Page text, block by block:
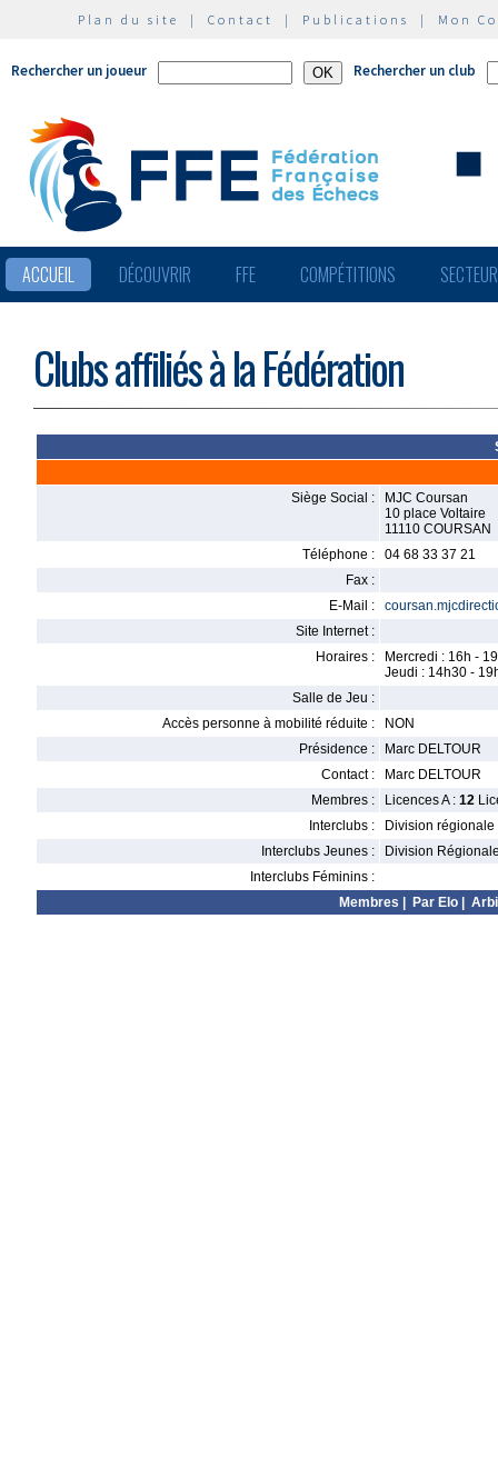
Plan du site | Contact | Publications | Mon
Rechercher un joueur Rechercher un club
ACCUEIL DÉCOUVRIR FFE COMPÉTITIONS
Clubs affiliés à la Fédération
Siège Social :
MJC Coursan
10 place Voltaire
11110 COURSAN
Téléphone :
04 68 33 37 21
Fax :
E-Mail :
Site Internet :
Horaires :
Mercredi : 16h -
Jeudi : 14h30 -
Salle de Jeu :
Accès personne à mobilité réduite :
NON
Présidence :
Marc DELTOUR
Contact :
Marc DELTOUR
Membres :
Licences A : 12
Interclubs :
Division régionale
Interclubs Jeunes :
Division
Interclubs Féminins :
Membres
Par Elo